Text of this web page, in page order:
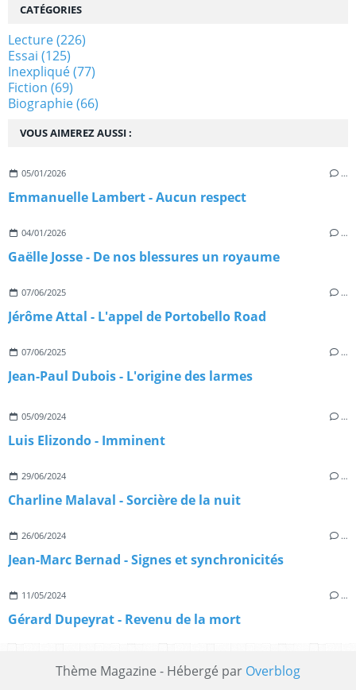
VOUS AIMEREZ AUSSI :
05/01/2026 …
Emmanuelle Lambert - Aucun respect
04/01/2026 …
Gaëlle Josse - De nos blessures un royaume
07/06/2025 …
Jérôme Attal - L'appel de Portobello Road
07/06/2025 …
Jean-Paul Dubois - L'origine des larmes
05/09/2024 …
Luis Elizondo - Imminent
29/06/2024 …
Charline Malaval - Sorcière de la nuit
26/06/2024 …
Jean-Marc Bernad - Signes et synchronicités
11/05/2024 …
Gérard Dupeyrat - Revenu de la mort
CATÉGORIES
Lecture(226)
Essai (125)
Inexpliqué(77)
Fiction (69)
Biographie(66)
Thème Magazine - Hébergé par Overblog